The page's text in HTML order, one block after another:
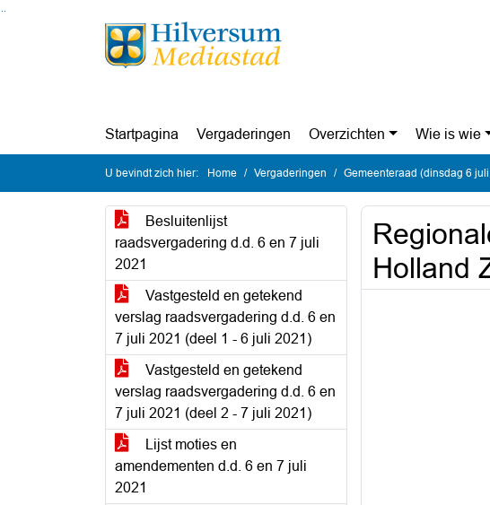
Ga naar de inhoud van deze pagina
Ga naar het zoeken
Ga naar het menu
Startpagina Vergaderingen Overzichten Wie is wie
U bevindt zich hier: Home Vergaderingen Gemeenteraad (dinsdag 6
Besluitenlijst
raadsvergadering d.d. 6 en 7 juli
2021
Vastgesteld en getekend
verslag raadsvergadering d.d. 6 en
7 juli 2021 (deel 1 - 6 juli 2021)
Vastgesteld en getekend
verslag raadsvergadering d.d. 6 en
7 juli 2021 (deel 2 - 7 juli 2021)
Lijst moties en
amendementen d.d. 6 en 7 juli
2021
Holland